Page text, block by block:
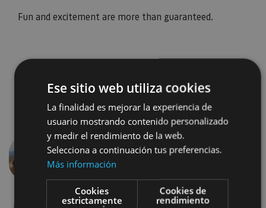
Fun and excitement are more than guaranteed.
Previous
Ese sitio web utiliza cookies
La finalidad es mejorar la experiencia de
usuario mostrando contenido personalizado
y medir el rendimiento de la web.
Selecciona a continuación tus preferencias.
Más información
Cookies
estrictamente
Cookies de
rendimiento